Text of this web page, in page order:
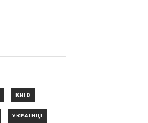
КИЇВ
УКРАЇНЦІ